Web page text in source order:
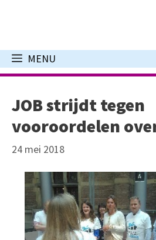
inhoud
MENU
JOB strijdt tegen
vooroordelen
24 mei 2018